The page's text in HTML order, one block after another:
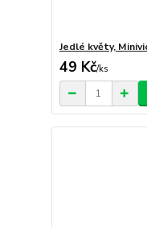
Jedlé květy,
49 Kč/ks